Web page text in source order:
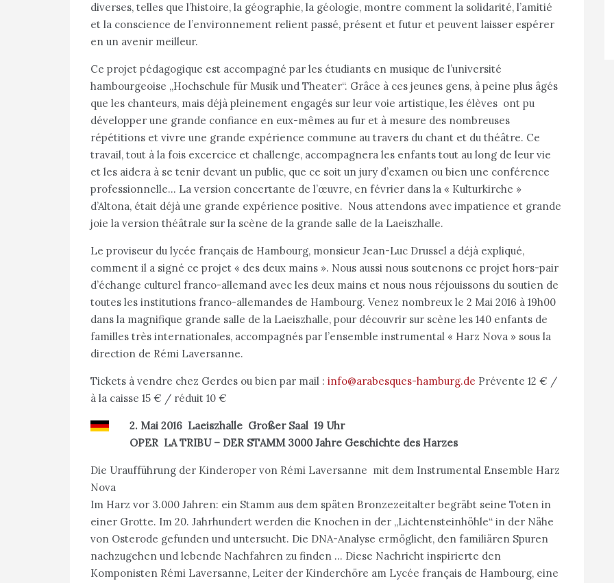
diverses, telles que l’histoire, la géographie, la géologie, montre comment la solidarité, l’amitié
et la conscience de l’environnement relient passé, présent et futur et peuvent laisser espérer
en un avenir meilleur.
Ce projet pédagogique est accompagné par les étudiants en musique de l’université
hambourgeoise „Hochschule für Musik und Theater“. Grâce à ces jeunes gens, à peine plus âgés
que les chanteurs, mais déjà pleinement engagés sur leur voie artistique, les élèves ont pu
développer une grande confiance en eux-mêmes au fur et à mesure des nombreuses
répétitions et vivre une grande expérience commune au travers du chant et du théâtre. Ce
travail, tout à la fois excercice et challenge, accompagnera les enfants tout au long de leur vie
et les aidera à se tenir devant un public, que ce soit un jury d’examen ou bien une conférence
professionnelle… La version concertante de l’œuvre, en février dans la « Kulturkirche »
d’Altona, était déjà une grande expérience positive. Nous attendons avec impatience et grande
joie la version théâtrale sur la scène de la grande salle de la Laeiszhalle.
Le proviseur du lycée français de Hambourg, monsieur Jean-Luc Drussel a déjà expliqué,
comment il a signé ce projet « des deux mains ». Nous aussi nous soutenons ce projet hors-pair
d’échange culturel franco-allemand avec les deux mains et nous nous réjouissons du soutien de
toutes les institutions franco-allemandes de Hambourg. Venez nombreux le 2 Mai 2016 à 19h00
dans la magnifique grande salle de la Laeiszhalle, pour découvrir sur scène les 140 enfants de
familles très internationales, accompagnés par l’ensemble instrumental « Harz Nova » sous la
direction de Rémi Laversanne.
Tickets à vendre chez Gerdes ou bien par mail : info@arabesques-hamburg.de Prévente 12 € /
à la caisse 15 € / réduit 10 €
2. Mai 2016 Laeiszhalle Großer Saal 19 Uhr
OPER LA TRIBU – DER STAMM 3000 Jahre Geschichte des Harzes
Die Uraufführung der Kinderoper von Rémi Laversanne mit dem Instrumental Ensemble Harz
Nova
Im Harz vor 3.000 Jahren: ein Stamm aus dem späten Bronzezeitalter begräbt seine Toten in
einer Grotte. Im 20. Jahrhundert werden die Knochen in der „Lichtensteinhöhle“ in der Nähe
von Osterode gefunden und untersucht. Die DNA-Analyse ermöglicht, den familiären Spuren
nachzugehen und lebende Nachfahren zu finden … Diese Nachricht inspirierte den
Komponisten Rémi Laversanne, Leiter der Kinderchöre am Lycée français de Hambourg, eine